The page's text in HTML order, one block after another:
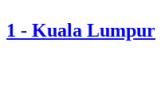
1 - Kuala Lumpur